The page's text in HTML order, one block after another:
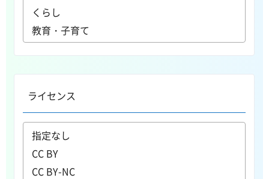
ライセンス